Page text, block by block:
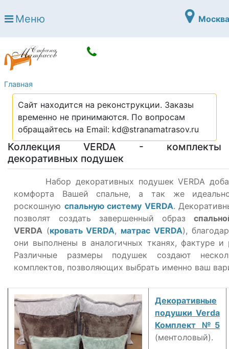
Open submenu (Матрасы)
Open submenu (Кровати)
Кровати
Open submenu (Аксессуары)
Open submenu (Диваны)
Диваны
Open submenu (Постельное белье)
Постельное белье
Open submenu (Мебель)
Мебель
Open submenu (Основания)
Основания
Open submenu (Детские матрасы)
Open submenu (Детские кровати)
Детские кровати
Open submenu (Шкафы)
Шкафы
О компании
Контакты
Меню Москва
Главная
Сайт находится на реконструкции. Заказы
временно не принимаются. По вопросам
обращайтесь на Email: kd@stranamatrasov.ru
Коллекция VERDA - комплекты
декоративных подушек
Набор декоративных подушек VERDA
комфорта Вашей спальне, а так же
роскошную спальную систему VERDA.
позволят создать завершенный образ
VERDA (кровать VERDA, матрас VERDA),
они выполнены в аналогичных тканях, фактуре и
Различные размеры подушек создают
комплектов, позволяющих выбрать именно ваш
Декоративные
подушки Verda
Комплект №5
(ментоловый).